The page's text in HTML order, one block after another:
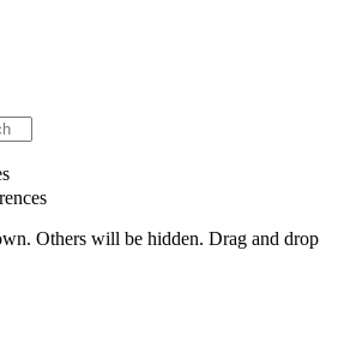
Others will be hidden. Drag and drop